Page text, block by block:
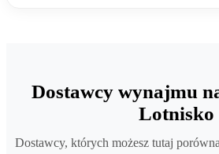
Dostawcy wynajmu
Lotnisko
Dostawcy, których możesz tutaj